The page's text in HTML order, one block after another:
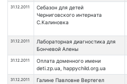
31.12.2011
Себазон для детей
Черниговского интерната
С.Калиновка
31.12.2011
Лабораторная диагностика для
Бончевой Алены
31.12.2011
Оплата доменного имени
deti.zp.ua, happychild.org.ua
31.12.2011
Галине Павловне Вертегел